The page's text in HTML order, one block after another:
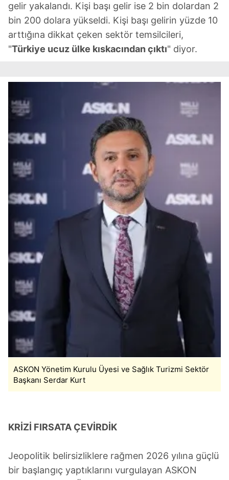
gelir yakalandı. Kişi başı gelir ise 2 bin dolardan 2
bin 200 dolara yükseldi. Kişi başı gelirin yüzde 10
arttığına dikkat çeken sektör temsilcileri,
"Türkiye ucuz ülke kıskacından çıktı" diyor.
ASKON Yönetim Kurulu Üyesi ve Sağlık Turizmi Sektör
Başkanı Serdar Kurt
KRİZİ FIRSATA ÇEVİRDİK
Jeopolitik belirsizliklere rağmen 2026 yılına güçlü
bir başlangıç yaptıklarını vurgulayan ASKON